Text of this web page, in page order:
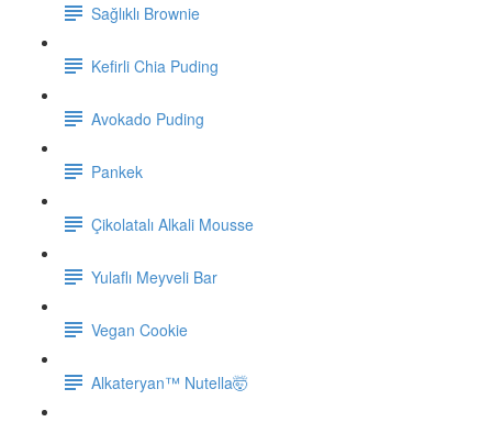
Sağlıklı Brownie
Kefirli Chia Puding
Avokado Puding
Pankek
Çikolatalı Alkali Mousse
Yulaflı Meyveli Bar
Vegan Cookie
Alkateryan™ Nutella🤯